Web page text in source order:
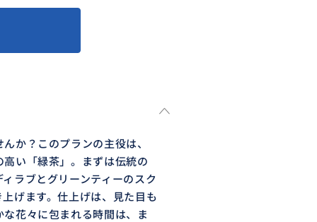
か？このプランの主役は、
い「緑茶」。まずは伝統の
ラブとグリーンティーのスク
げます。仕上げは、見た目も
花々に包まれる時間は、ま